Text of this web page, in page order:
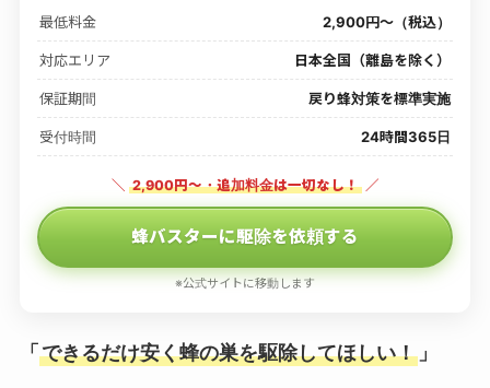
最低料金 2,900円〜（税込）
対応エリア 日本全国（離島を除く）
保証期間 戻り蜂対策を標準実施
受付時間 24時間365日
＼ 2,900円〜・追加料金は一切なし！ ／
蜂バスターに駆除を依頼する
※公式サイトに移動します
「 できるだけ安く蜂の巣を駆除してほしい！」